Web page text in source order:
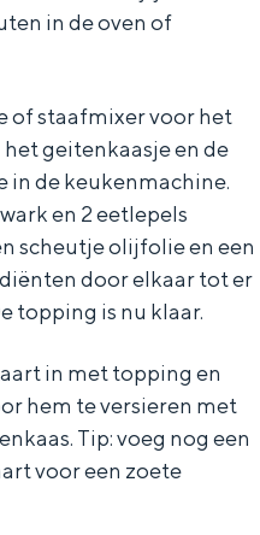
in de oven of
of staafmixer voor het
geitenkaasje en de
in de keukenmachine.
en 2 eetlepels
scheutje olijfolie en een
door elkaar tot er
topping is nu klaar.
in met topping en
hem te versieren met
Tip: voeg nog een
voor een zoete